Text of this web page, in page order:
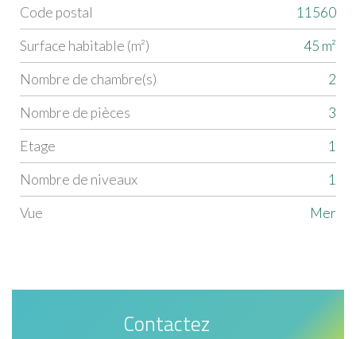
Label Value
Code postal
11560
Surface habitable (m²)
45 m²
Nombre de chambre(s)
2
Nombre de pièces
3
Etage
1
Nombre de niveaux
1
Vue
Mer
Contactez